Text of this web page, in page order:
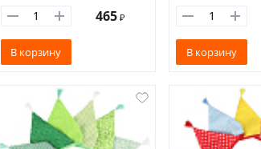
465 ₽
В корзину В корзину